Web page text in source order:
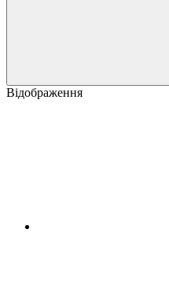
Відображення